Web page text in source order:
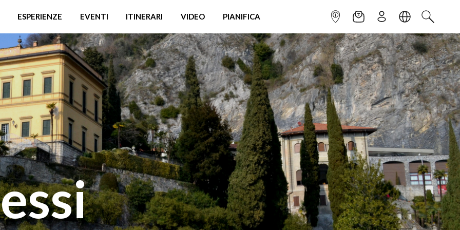
ESPERIENZE EVENTI ITINERARI VIDEO PIANIFICA INFOPOINTNEWSLETTER
ISCRIVITILINGUACERCA